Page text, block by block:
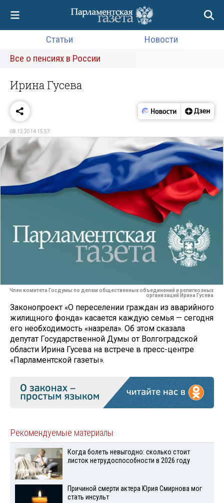
Статьи
Новости
Все о пенсиях в России
Ирина Гусева
08.12.2014 15:57
Член комитета Госдумы по делам общественных объединений и религиозных
организаций Ирина Гусева
Законопроект «О переселении граждан из аварийного
жилищного фонда» касается каждую семья — сегодня
его необходимость «назрела». Об этом сказала
депутат Государственной Думы от Волгоградской
области Ирина Гусева на встрече в пресс-центре
«Парламентской газеты».
Рекомендуемые материалы
Когда болеть невыгодно: сколько стоит
листок нетрудоспособности в 2026 году
Причиной смерти актера Юрия Смирнова мог
стать инсульт